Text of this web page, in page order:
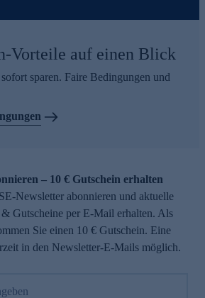
Vorteile auf einen Blick
sparen. Faire Bedingungen und
– 10 € Gutschein erhalten
Newsletter abonnieren und aktuelle
Gutscheine per E-Mail erhalten. Als
Sie einen 10 € Gutschein. Eine
in den Newsletter-E-Mails möglich.